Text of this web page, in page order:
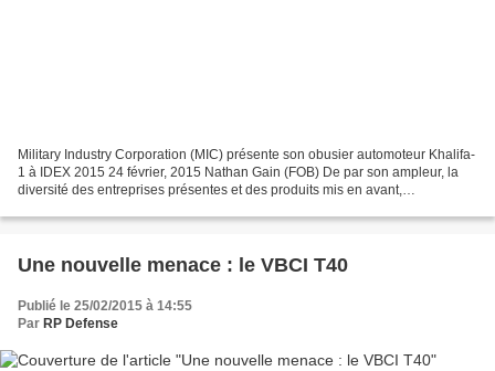
Military Industry Corporation (MIC) présente son obusier automoteur Khalifa-
1 à IDEX 2015 24 février, 2015 Nathan Gain (FOB) De par son ampleur, la
diversité des entreprises présentes et des produits mis en avant,
Une nouvelle menace : le VBCI T40
Publié le 25/02/2015 à 14:55
Par RP Defense